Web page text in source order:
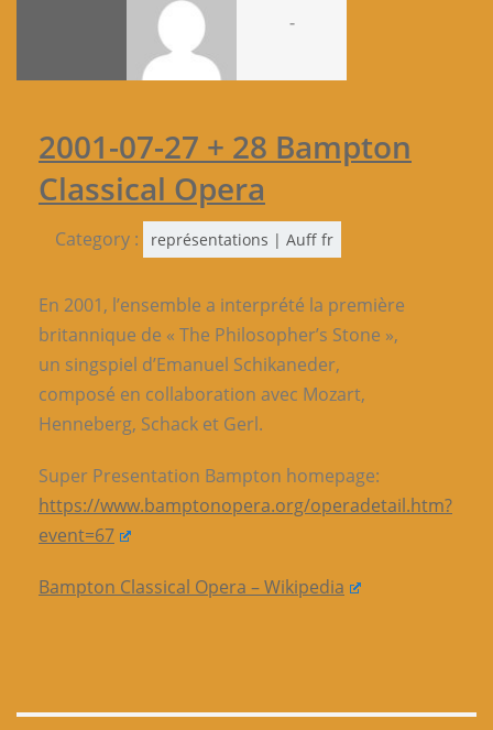
-
2001-07-27 + 28 Bampton
Classical Opera
Category : représentations | Auff fr
En 2001, l’ensemble a interprété la première
britannique de « The Philosopher’s Stone »,
un singspiel d’Emanuel Schikaneder,
composé en collaboration avec Mozart,
Henneberg, Schack et Gerl.
Super Presentation Bampton homepage:
https://www.bamptonopera.org/operadetail.htm?
event=67
Bampton Classical Opera – Wikipedia